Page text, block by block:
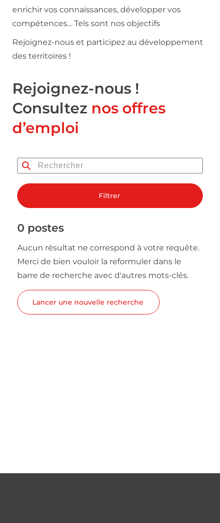
enrichir vos connaissances, développer vos
compétences… Tels sont nos objectifs
Rejoignez-nous et participez au développement
des territoires !
Rejoignez-nous !
Consultez nos offres
d’emploi
Filtrer
0 postes
Aucun résultat ne correspond à votre requête.
Merci de bien vouloir la reformuler dans le
barre de recherche avec d'autres mots-clés.
Lancer une nouvelle recherche